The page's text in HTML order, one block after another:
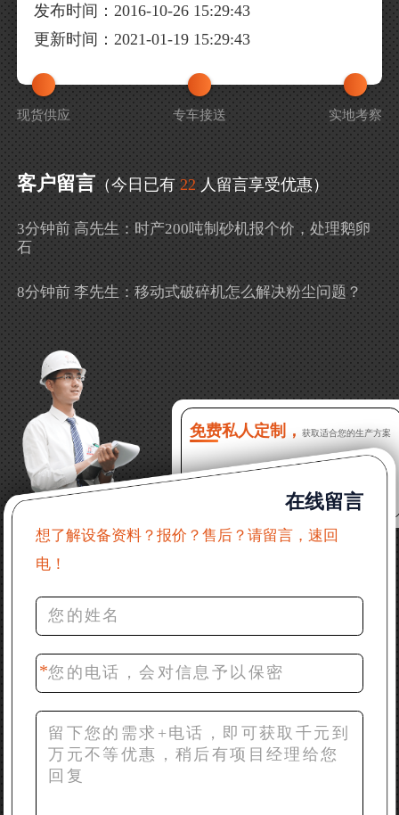
发布时间：2016-10-26 15:29:43
更新时间：2021-01-19 15:29:43
现货供应 专车接送 实地考察
客户留言 （今日已有 22 人留言享受优惠）
3分钟前 高先生：时产200吨制砂机报个价，处理鹅卵
石
8分钟前 李先生：移动式破碎机怎么解决粉尘问题？
吗？
16分钟前 程先生：破碎生产线出个方案及报价，有什
么售后服务？
22分钟前 郑女士：想了解时产500吨锤破，加工石灰石
31分钟前 吴先生：成套石头破碎设备有吗？给个详细
产品资料
36分钟前 罗先生：每小时100吨左右的鄂破和反击破，
42分钟前 梁先生：膨润土磨到200目，用什么磨粉设
备？
免费私人定制， 获取适合您的生产方案
在线留言
想了解设备资料？报价？售后？请留言，速回
电！